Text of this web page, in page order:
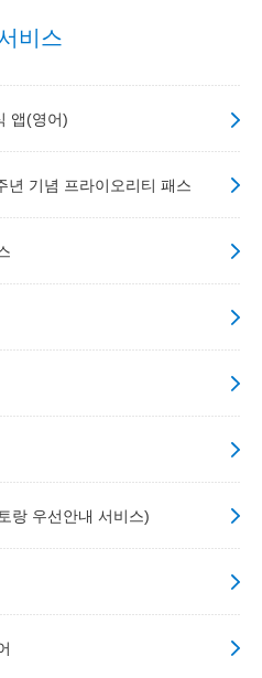
비스
앱(영어)
년 기념 프라이오리티 패스
랑 우선안내 서비스)